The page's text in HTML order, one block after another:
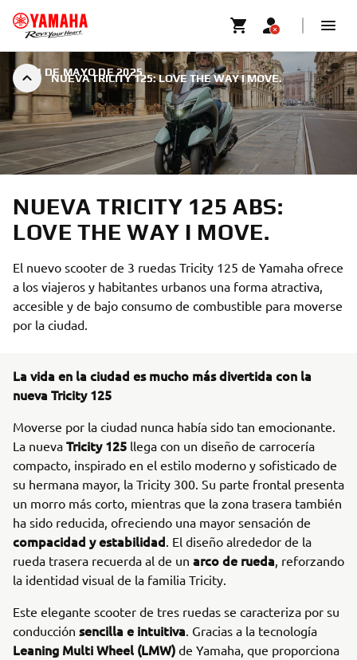
NUEVA TRICITY 125: LOVE THE WAY I MOVE.
21 DE MAYO DE 2025
NUEVA TRICITY 125 ABS:
LOVE THE WAY I MOVE.
El nuevo scooter de 3 ruedas Tricity 125 de Yamaha ofrece
a los viajeros y habitantes urbanos una forma atractiva,
accesible y de bajo consumo de combustible para moverse
por la ciudad.
La vida en la ciudad es mucho más divertida con la
nueva Tricity 125
Moverse por la ciudad nunca había sido tan emocionante.
La nueva Tricity 125 llega con un diseño de carrocería
compacto, inspirado en el estilo moderno y sofisticado de
su hermana mayor, la Tricity 300. Su parte frontal presenta
un morro más corto, mientras que la zona trasera también
ha sido reducida, ofreciendo una mayor sensación de
compacidad y estabilidad. El diseño alrededor de la
rueda trasera recuerda al de un arco de rueda, reforzando
la identidad visual de la familia Tricity.
Este elegante scooter de tres ruedas se caracteriza por su
conducción sencilla e intuitiva. Gracias a la tecnología
Leaning Multi Wheel (LMW) de Yamaha, que proporciona